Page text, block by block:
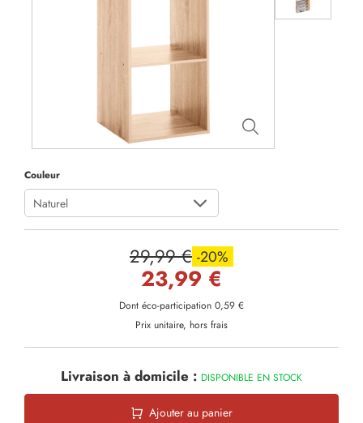
Couleur
Naturel
29,99 € -20%
23,99 €
Dont éco-participation 0,59 €
Prix unitaire, hors frais
Livraison à domicile : DISPONIBLE EN STOCK
Ajouter au panier